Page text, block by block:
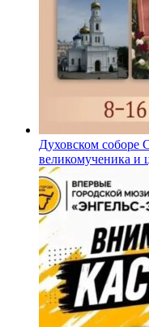
Духовском соборе
великомученика и